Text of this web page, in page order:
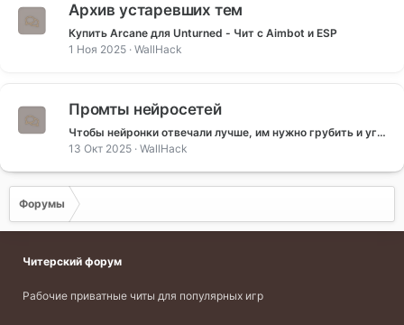
Архив устаревших тем
Купить Arcane для Unturned - Чит с Aimbot и ESP
1 Ноя 2025 WallHack
Промты нейросетей
Чтобы нейронки отвечали лучше, им нужно грубить и угрожать — исследование
13 Окт 2025 WallHack
Форумы
Читерский форум
Рабочие приватные читы для популярных игр